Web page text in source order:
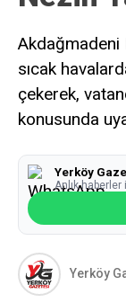
Akdağmadeni
sıcak
çekerek,
konusunda
Yerköy
Anlık
Yerköy